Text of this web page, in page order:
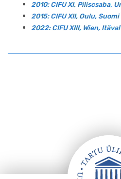
2010: CIFU XI, Piliscsaba,
2015: CIFU XII, Oulu, Suomi
2022: CIFU XIII, Wien,